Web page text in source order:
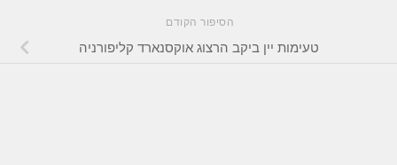
הסיפור הקודם
טעימות יין ביקב הרצוג אוקסנארד קליפורניה